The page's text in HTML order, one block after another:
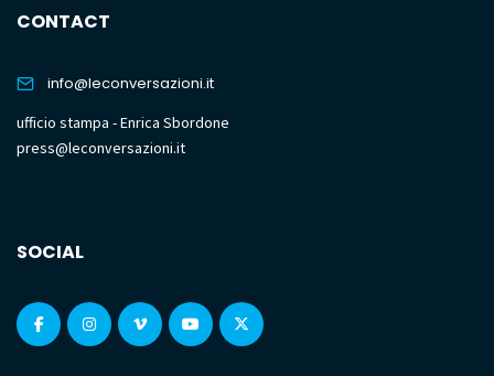
CONTACT
info@leconversazioni.it
ufficio stampa - Enrica Sbordone
press@leconversazioni.it
SOCIAL